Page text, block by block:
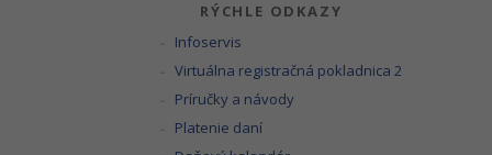
RÝCHLE ODKAZY
Infoservis
Virtuálna registračná pokladnica 2
Príručky a návody
Platenie daní